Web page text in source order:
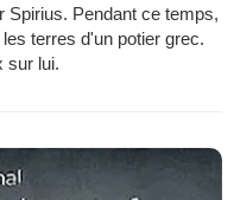
Spirius. Pendant ce temps,
terres d'un potier grec.
sur lui.